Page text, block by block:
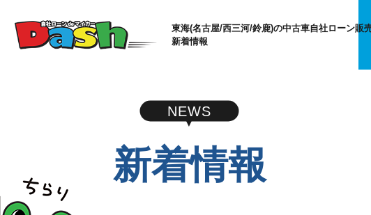
東海(名古屋/西三河/鈴鹿)の中古車自社ローン販売
新着情報
NEWS
新着情報